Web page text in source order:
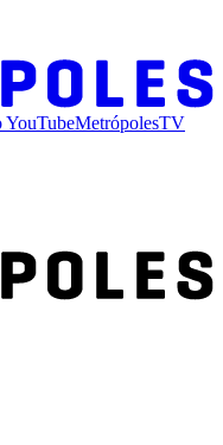
YouTubeMetrópolesTV